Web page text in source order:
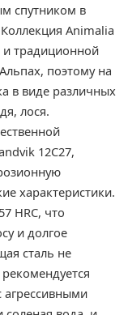
спутником в
Animalia
традиционной
поэтому на
в виде различных
лося.
12C27,
характеристики.
HRC, что
и долгое
сталь не
агрессивными